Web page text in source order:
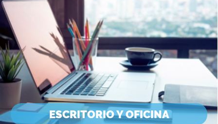
ESCRITORIO Y OFICINA